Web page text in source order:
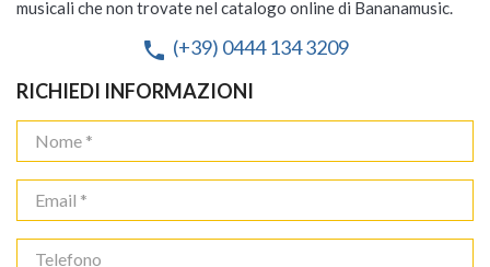
musicali che non trovate nel catalogo online di Bananamusic.
phone (+39) 0444 134 3209
RICHIEDI INFORMAZIONI